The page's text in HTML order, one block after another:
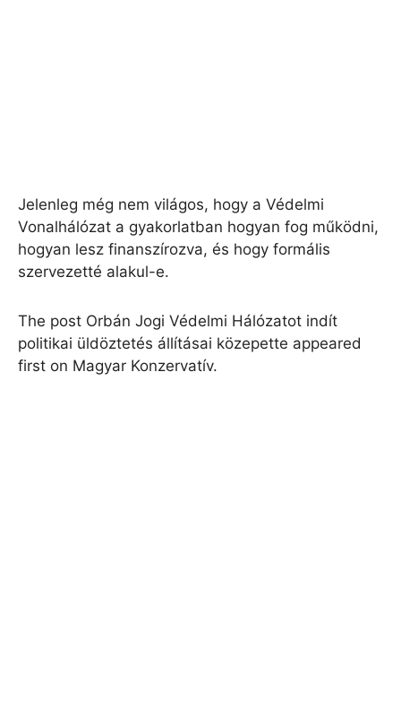
Jelenleg még nem világos, hogy a Védelmi
Vonalhálózat a gyakorlatban hogyan fog működni,
hogyan lesz finanszírozva, és hogy formális
szervezetté alakul-e.
The post Orbán Jogi Védelmi Hálózatot indít
politikai üldöztetés állításai közepette appeared
first on Magyar Konzervatív.